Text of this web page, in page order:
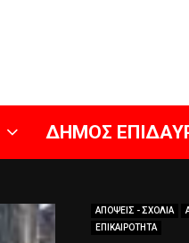
ΔΗΜΟΣ
ΑΠΟΨΕΙΣ - ΣΧΟΛΙΑ
ΕΠΙΚΑΙΡΟΤΗΤΑ